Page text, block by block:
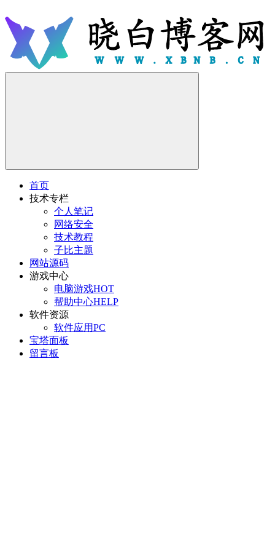
首页
技术专栏
个人笔记
网络安全
技术教程
子比主题
网站源码
游戏中心
电脑游戏HOT
帮助中心HELP
软件资源
软件应用PC
宝塔面板
留言板